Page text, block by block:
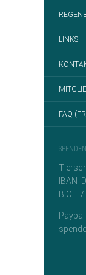
LINKS
FAQ
SPENDEN
IBAN
BIC – /
Paypal